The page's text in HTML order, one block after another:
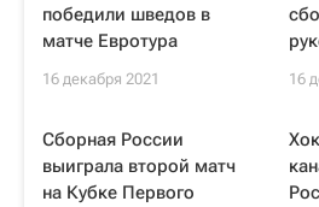
победили шведов в
матче Евротура
16 декабря 2021 16
Сборная России
выиграла второй матч
на Кубке Первого